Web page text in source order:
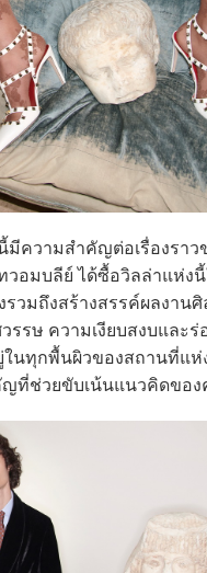
ามสำคัญต่อเรื่องราว
วอมบลีย์ ได้ซื้อวิลล่าแห่ง
วมถึงสร้างสรรค์ผลงานศิ
รรษ ความเงียบสงบและร่
นทุกพื้นผิวของสถานที่แห่
ญที่ช่วยขับเน้นแนวคิดของ